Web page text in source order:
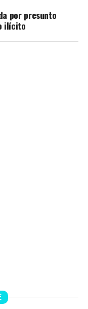
por presunto
ilícito